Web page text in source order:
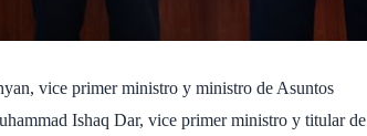
vice primer ministro y ministro de Asuntos
Ishaq Dar, vice primer ministro y titular de